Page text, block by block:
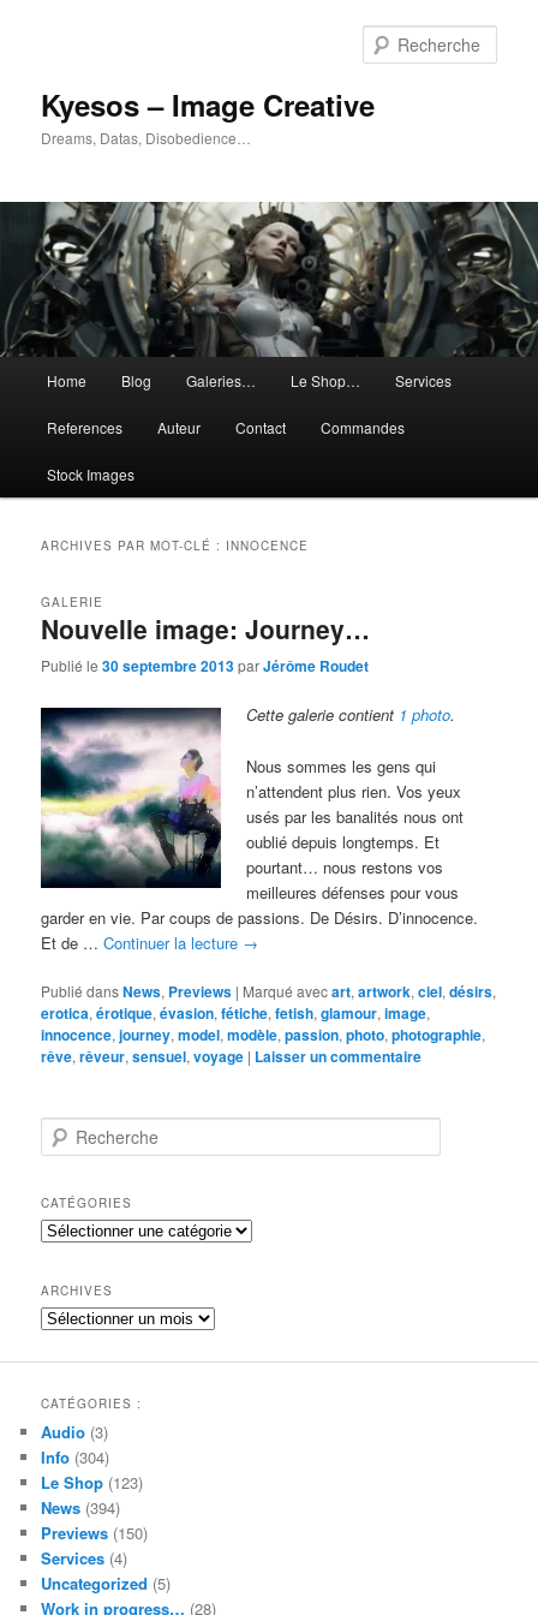
Kyesos – Image Creative
Dreams, Datas, Disobedience…
principal
Home Blog Galeries… Le Shop… Services
References Auteur Contact Commandes
Stock Images
ARCHIVES PAR MOT-CLÉ : INNOCENCE
Nouvelle image: Journey…
GALERIE
Publié le30 septembre 2013parJérôme Roudet
Cette galerie contient 1 photo.
Nous sommes les gens qui
n’attendent plus rien. Vos yeux
usés par les banalités nous ont
oublié depuis longtemps. Et
pourtant… nous restons vos
meilleures défenses pour vous
garder en vie. Par coups de passions. De Désirs. D’innocence.
Et de …Continuer la lecture →
Publié dansNews, Previews | Marqué avecart,artwork,ciel,désirs,
erotica,érotique,évasion,fétiche,fetish,glamour,image,
innocence,journey,model,modèle,passion,photo,photographie,
rêve,rêveur,sensuel,voyage | Laisser un commentaire
e
h
e
r
h
e
CATÉGORIES
Catégories
ARCHIVES
Archives
CATÉGORIES :
Audio (3)
Info (304)
Le Shop (123)
News (394)
Previews (150)
Services (4)
Uncategorized (5)
Work in progress… (28)